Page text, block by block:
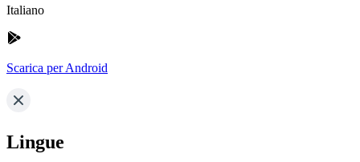
Italiano
Scarica per Android
Lingue